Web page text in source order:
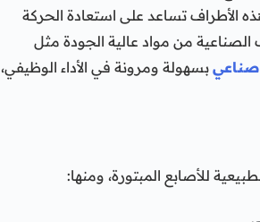
الأطراف تساعد على استعادة الحركة
من مواد عالية الجودة مثل
صناعي بسهولة ومرونة في الأداء الوظيفي،
للأصابع المبتورة، ومنها: